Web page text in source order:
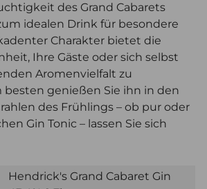
des Grand Cabarets
idealen Drink für besondere
Charakter bietet die
Ihre Gäste oder sich selbst
Aromenvielfalt zu
besten genießen Sie ihn in den
des Frühlings – ob pur oder
Gin Tonic – lassen Sie sich
Hendrick's Grand Cabaret Gin